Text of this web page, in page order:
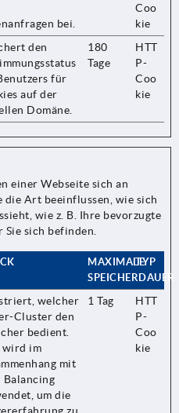
bei.
Coo
kie
den
für
auf der
Domäne.
180
Tage
HTT
P-
Coo
kie
einer Webseite sich an
Art beeinflussen, wie sich
wie z. B. Ihre bevorzugte
Sie sich befinden.
MAXIMALE
SPEICHERDAUER
TYP
welcher
Cluster den
bedient.
wird im
mit
Balancing
um die
1 Tag
HTT
P-
Coo
kie